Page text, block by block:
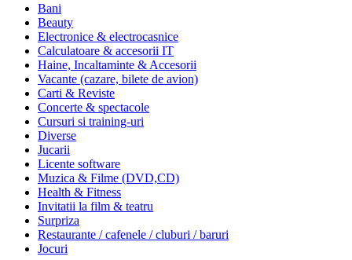
Bani
Beauty
Electronice & electrocasnice
Calculatoare & accesorii IT
Haine, Incaltaminte & Accesorii
Vacante (cazare, bilete de avion)
Carti & Reviste
Concerte & spectacole
Cursuri si training-uri
Diverse
Jucarii
Licente software
Muzica & Filme (DVD,CD)
Health & Fitness
Invitatii la film & teatru
Surpriza
Restaurante / cafenele / cluburi / baruri
Jocuri